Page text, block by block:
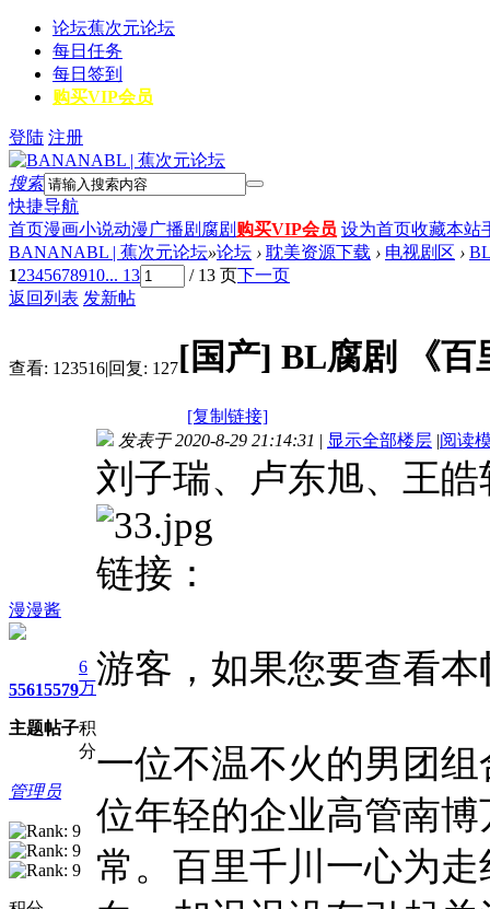
论坛蕉次元论坛
每日任务
每日签到
购买VIP会员
登陆 注册
搜索
快捷导航
首页漫画小说动漫广播剧 腐剧 购买VIP会员 设为首页收藏本站
BANANABL | 蕉次元论坛»论坛 › 耽美资源下载 › 电视剧区 ›
12345678910... 13 / 13 页下一页
返回列表 发新帖
查看: 123516|回复: 127[国产] BL腐剧 《百
[复制链接]
漫漫酱
5561
主题
5579
帖子
6
万
积
分
管理员
发表于 2020-8-29 21:14:31 | 显示全部楼层 |阅读
刘子瑞、卢东旭、王
链接：
游客，如果您要查看
一位不温不火的男团
位年轻的企业高管南
常。百里千川一心为